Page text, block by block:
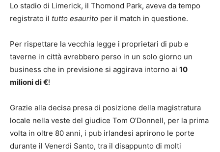
Lo stadio di Limerick, il Thomond Park, aveva da tempo
registrato il tutto esaurito per il match in questione.
Per rispettare la vecchia legge i proprietari di pub e
taverne in città avrebbero perso in un solo giorno un
business che in previsione si aggirava intorno ai 10
milioni di €!
Grazie alla decisa presa di posizione della magistratura
locale nella veste del giudice Tom O’Donnell, per la prima
volta in oltre 80 anni, i pub irlandesi aprirono le porte
durante il Venerdì Santo, tra il disappunto di molti